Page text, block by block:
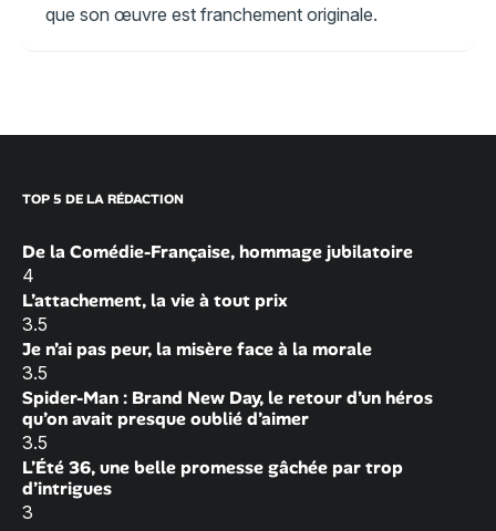
que son œuvre est franchement originale.
TOP 5 DE LA RÉDACTION
De la Comédie-Française, hommage jubilatoire
4
L’attachement, la vie à tout prix
3.5
Je n’ai pas peur, la misère face à la morale
3.5
Spider-Man : Brand New Day, le retour d’un héros
qu’on avait presque oublié d’aimer
3.5
L’Été 36, une belle promesse gâchée par trop
d’intrigues
3